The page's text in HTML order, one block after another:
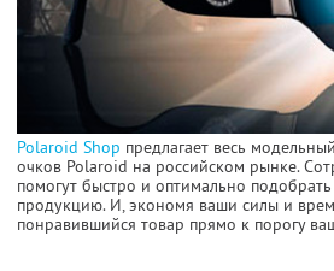
Polaroid Shop предлагает весь
очков Polaroid на российском рынке.
помогут быстро и оптимально
продукцию. И, экономя ваши силы и
понравившийся товар прямо к порогу